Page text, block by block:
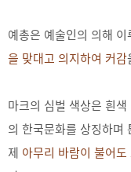
예총은 예술인의 의해
을 맞대고 의지하여 커감
마크의 심벌 색상은 흰
의 한국문화를 상징하며
제 아무리 바람이 불어